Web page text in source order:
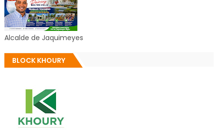
Alcalde de Jaquimeyes
BLOCK KHOURY